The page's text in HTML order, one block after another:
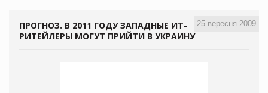
25 вересня 2009
ПРОГНОЗ. В 2011 ГОДУ ЗАПАДНЫЕ ИТ-
РИТЕЙЛЕРЫ МОГУТ ПРИЙТИ В УКРАИНУ